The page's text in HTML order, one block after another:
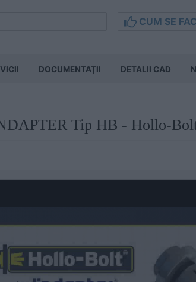
CUM SE
DOCUMENTAŢII DETALII CAD
Tip HB - Hollo-